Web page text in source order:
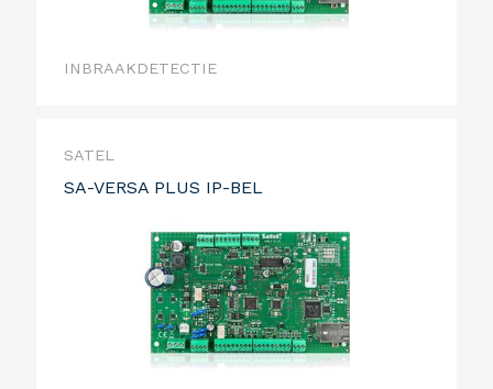
INBRAAKDETECTIE
SATEL
SA-VERSA PLUS IP-BEL